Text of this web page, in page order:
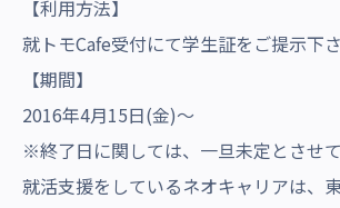
【利用方法】
就トモCafe受付にて学生証をご提示下さ
【期間】
2016年4月15日(金)～
※終了日に関しては、一旦未定とさせて
就活支援をしているネオキャリアは、